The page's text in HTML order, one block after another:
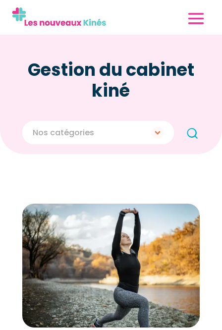
Gestion du cabinet
kiné
Nos catégories